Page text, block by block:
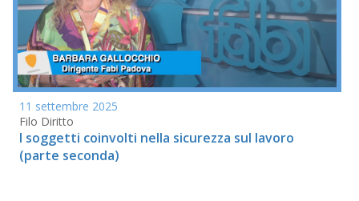
11 settembre 2025
Filo Diritto
I soggetti coinvolti nella sicurezza sul lavoro
(parte seconda)